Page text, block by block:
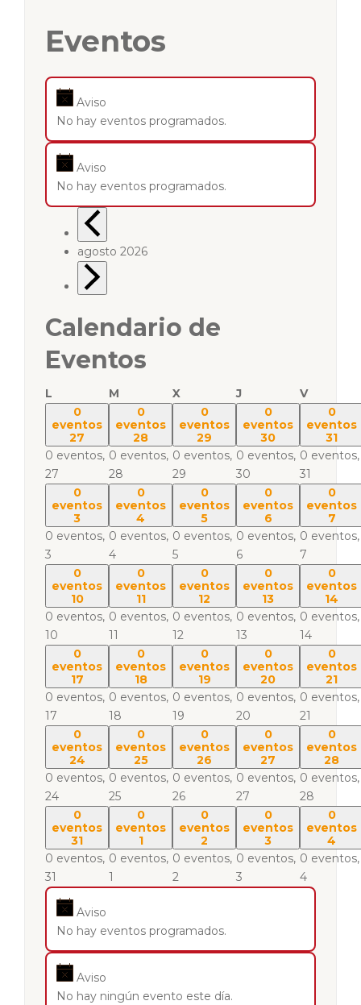
Eventos
Aviso
No hay eventos programados.
Aviso
No hay eventos programados.
agosto 2026
Calendario de
Eventos
L M X J
V
0
eventos
27
0 eventos,
27
0
eventos
28
0 eventos,
28
0
eventos
29
0 eventos,
29
0
eventos
30
0 eventos,
30
0
eventos
31
0 eventos,
31
0
eventos
3
0 eventos,
3
0
eventos
4
0 eventos,
4
0
eventos
5
0 eventos,
5
0
eventos
6
0 eventos,
6
0
eventos
7
0 eventos,
7
0
eventos
10
0 eventos,
10
0
eventos
11
0 eventos,
11
0
eventos
12
0 eventos,
12
0
eventos
13
0 eventos,
13
0
eventos
14
0 eventos,
14
0
eventos
17
0 eventos,
17
0
eventos
18
0 eventos,
18
0
eventos
19
0 eventos,
19
0
eventos
20
0 eventos,
20
0
eventos
21
0 eventos,
21
0
eventos
24
0 eventos,
24
0
eventos
25
0 eventos,
25
0
eventos
26
0 eventos,
26
0
eventos
27
0 eventos,
27
0
eventos
28
0 eventos,
28
0
eventos
31
0 eventos,
31
0
eventos
1
0 eventos,
1
0
eventos
2
0 eventos,
2
0
eventos
3
0 eventos,
3
0
eventos
4
0 eventos,
4
Aviso
No hay eventos programados.
Aviso
No hay ningún evento este día.